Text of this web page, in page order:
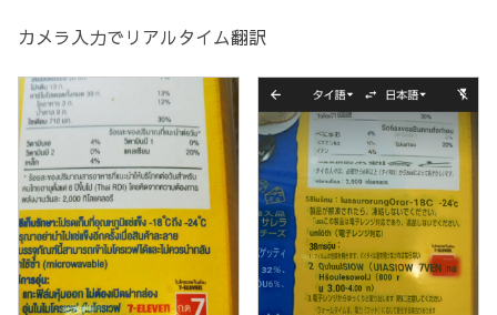
カメラ入力でリアルタイム翻訳